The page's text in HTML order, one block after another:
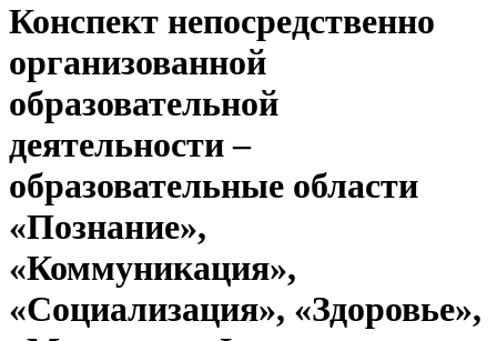
Конспект непосредственно
организованной
образовательной
деятельности –
образовательные области
«Познание»,
«Коммуникация»,
«Социализация», «Здоровье»,